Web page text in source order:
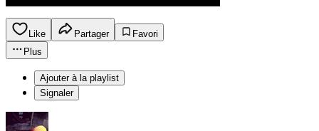
Like Partager
Favori
Plus
Ajouter à la playlist
Signaler